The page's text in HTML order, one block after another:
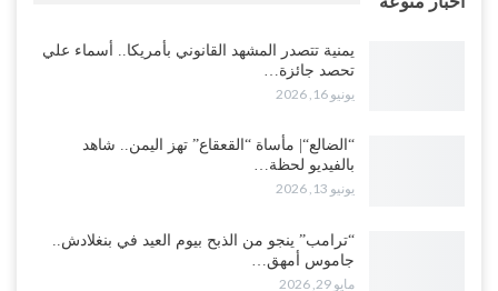
يمنية تتصدر المشهد القانوني بأمريكا.. أسماء علي
تحصد جائزة…
يونيو 16, 2026
“الضالع“| مأساة “القعقاع” تهز اليمن.. شاهد
بالفيديو لحظة…
يونيو 13, 2026
“ترامب” ينجو من الذبح بيوم العيد في بنغلادش..
جاموس أمهق…
مايو 29, 2026